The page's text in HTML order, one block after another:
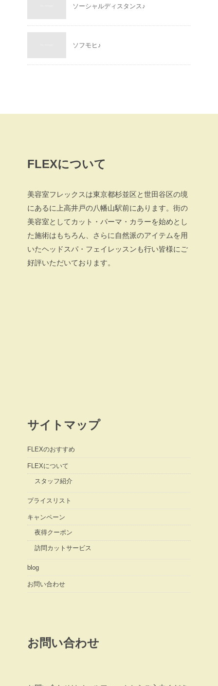
ソーシャルディスタンス♪
ソフモヒ♪
FLEXについて
美容室フレックスは東京都杉並区と世田谷区の境
にあるに上高井戸の八幡山駅前にあります。街の
美容室としてカット・パーマ・カラーを始めとし
た施術はもちろん、さらに自然派のアイテムを用
いたヘッドスパ・フェイレッスンも行い皆様にご
好評いただいております。
サイトマップ
FLEXのおすすめ
FLEXについて
スタッフ紹介
プライスリスト
キャンペーン
夜得クーポン
訪問カットサービス
blog
お問い合わせ
お問い合わせ